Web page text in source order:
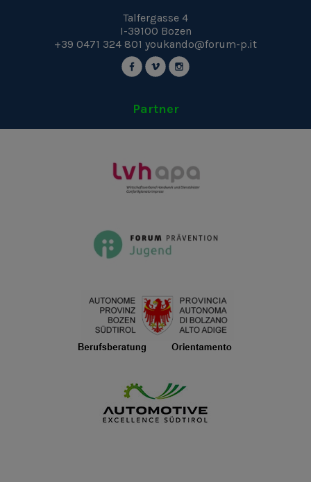
Talfergasse 4
I-39100 Bozen
+39 0471 324 801 youkando@forum-p.it
Partner